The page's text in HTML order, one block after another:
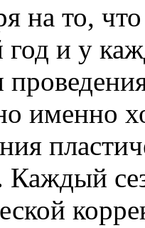
на то,
год и у
именно
Каждый